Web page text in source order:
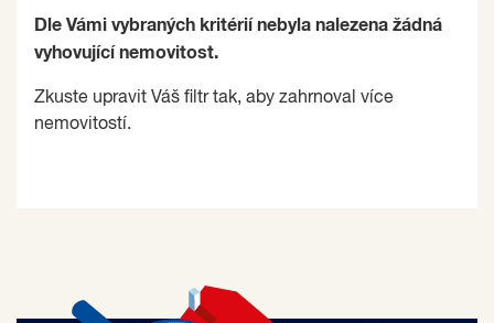
Dle Vámi vybraných kritérií nebyla nalezena žádná
vyhovující nemovitost.
Zkuste upravit Váš filtr tak, aby zahrnoval více
nemovitostí.